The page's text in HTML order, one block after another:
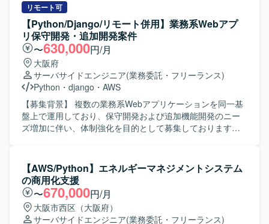
献できるポジションです。データ基盤からレポーティング
まで一連の流れに携わることで、データエンジニアリング
やアナリティクスの知見を広く深めていただけます。 【開
発環境】 言語はPythonとSQLを中心に、一部で
GoogleAppScriptを使用いたします。インフラおよびDBに
はAWS（EC2、S3、Athena）を利用し、Jenkinsや
Redash、Git Hub、Visual Studio Codeなどのツールを用い
て開発・運用を行っております。
ンテンツの特徴量を抽出するデータ処理基盤を設計・運用
します。 LLMや埋め込み技術を用いてコンテンツ理解およ
び検索の基盤を設計・運用します。 推論パイプラインや
LLM・機械学習モデルの開発および運用体制（LLMOps /
MLOps）の仕組みを設計し、継続的に改善します。 ユーザ
ー行動とコンテンツ情報に基づく推薦エンジンの開発・改
善を行います。 コンテンツ分類の仕組みと記事評価機能の
開発・改善を行い、その運用をチームとして支援します。
信頼性・安全性向上のため、悪意ある行動を検知しLLMで
判定するフィルタリング機能を開発します。 既存の機械学
習基盤を最新技術に更新し、性能およびコストの改善を図
ジョン・バリューに共感し、その実現に主体的に取り組め
る方を求めています。 新しい技術への感度が高く、プロダ
クト品質向上にこだわりを持って取り組める方を歓迎しま
す。 環境変化に柔軟に対応し、建設的な議論を推進できる
方を求めています。 計測と実験を重視し、データドリブン
リモート可
【Python/Django/リモート併用】業務系Webアプ
リ保守開発・追加開発案件
〜630,000円/月
大阪府
サーバサイドエンジニア(業務委託・フリーランス)
Python ・ django ・ AWS
【募集背景】 複数の業務系Webアプリケーションを同一基
盤上で運用しており、保守開発および追加機能開発のニー
ズ増加に伴い、体制強化を目的として募集しております。
加機能開発をご担当いただきます。既存機能の改修、不具
合対応、認証まわりや画面機能追加、マスタ変更に伴うバ
ックエンド対応を行っていただきます。AWS環境上で稼働
するWebアプリのログ確認や原因調査、本番リリース前後
の改修・検証・リリース支援、設計書・テスト仕様書・リ
【AWS/Python】エネルギーマネジメントシステム
の商用化支援
〜670,000円/月
大阪市西区（大阪府）
サーバサイドエンジニア(業務委託・フリーランス)